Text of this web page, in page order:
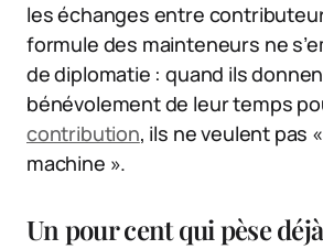
les échanges entre
formule des mainteneurs ne
de diplomatie : quand ils
bénévolement de leur temps
contribution, ils ne veulent pas
machine ».
Un pour cent qui pèse